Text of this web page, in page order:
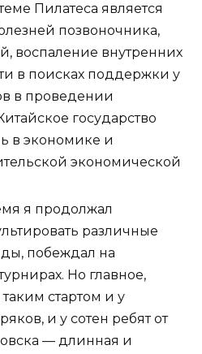
Пилатеса является
позвоночника,
воспаление внутренних
в поисках поддержки у
в проведении
государство
в экономике и
экономической
я продолжал
различные
побеждал на
Но главное,
таким стартом и у
и у сотен ребят от
— длинная и